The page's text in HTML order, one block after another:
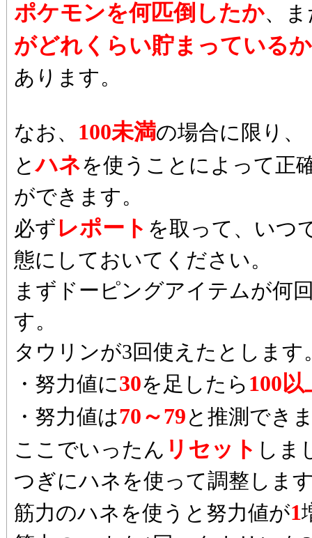
ポケモンを何匹倒したか、
がどれくらい貯まっているか
あります。
なお、 100未満の場合に限り、
とハネを使うことによって正
ができます。
必ずレポート を取って、いつ
態にしておいてください。
まずドーピングアイテムが何
す。
タウリンが3回使えたとします
・努力値に30を足したら 100以
・努力値は70～79と推測でき
ここでいったん リセット しま
つぎにハネを使って調整しま
筋力のハネを使うと努力値が1